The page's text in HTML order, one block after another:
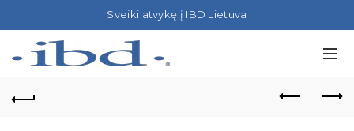
Sveiki atvykę į IBD Lietuva